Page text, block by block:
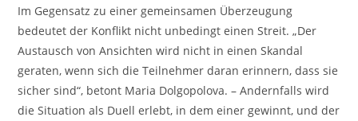
Im Gegensatz zu einer gemeinsamen Überzeugung
bedeutet der Konflikt nicht unbedingt einen Streit. „Der
Austausch von Ansichten wird nicht in einen Skandal
geraten, wenn sich die Teilnehmer daran erinnern, dass sie
sicher sind“, betont Maria Dolgopolova. – Andernfalls wird
die Situation als Duell erlebt, in dem einer gewinnt, und der